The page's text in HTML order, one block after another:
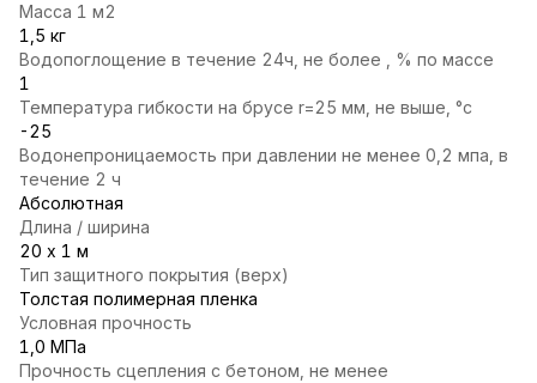
Масса 1 м2
1,5 кг
Водопоглощение в течение 24ч, не более , % по массе
1
Температура гибкости на брусе r=25 мм, не выше, °с
-25
Водонепроницаемость при давлении не менее 0,2 мпа, в
течение 2 ч
Абсолютная
Длина / ширина
20 х 1 м
Тип защитного покрытия (верх)
Толстая полимерная пленка
Условная прочность
1,0 МПа
Прочность сцепления с бетоном, не менее